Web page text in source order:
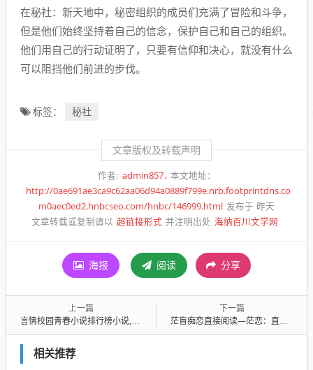
在秘社：新天地中，秘密组织的成员们充满了冒险和斗争，
但是他们始终坚持着自己的信念，保护自己和自己的组织。
他们用自己的行动证明了，只要有信仰和决心，就没有什么
可以阻挡他们前进的步伐。
标签： 秘社
文章版权及转载声明
作者: admin857 本文地址：
http://0ae691ae3ca9c62aa06d94a0889f799e.nrb.footprintdns.co
m0aec0ed2.hnbcseo.com/hnbc/146999.html 发布于 昨天
文章转载或复制请以 超链接形式 并注明出处 海纳百川文学网
海报 阅读 分享
上一篇
言情校园青春小说排行榜小说,青春校园言情小说排行榜
下一篇
茫盲痴恋直接阅读―茫恋：直击阅读迷途
相关推荐